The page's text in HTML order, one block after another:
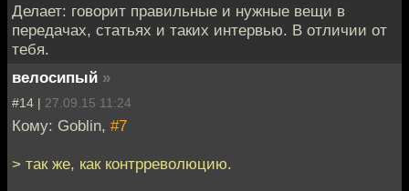
Делает: говорит правильные и нужные вещи в
передачах, статьях и таких интервью. В отличии от
тебя.
велосипый »
#14 | 27.09.15 11:24
Кому: Goblin, #7
> так же, как контрреволюцию.